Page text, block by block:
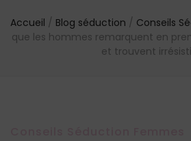
Accueil / Blog séduction / Conseils
que les hommes remarquent en
et trouvent